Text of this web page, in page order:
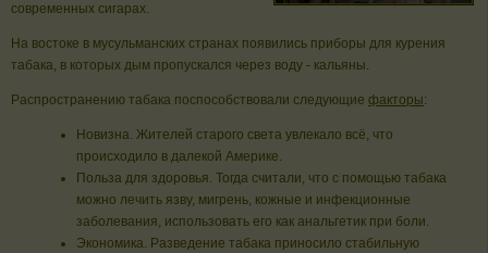
современных сигарах.
На востоке в мусульманских странах появились приборы для курения
табака, в которых дым пропускался через воду - кальяны.
Распространению табака поспособствовали следующие факторы:
Новизна. Жителей старого света увлекало всё, что
происходило в далекой Америке.
Польза для здоровья. Тогда считали, что с помощью табака
можно лечить язву, мигрень, кожные и инфекционные
заболевания, использовать его как анальгетик при боли.
Экономика. Разведение табака приносило стабильную